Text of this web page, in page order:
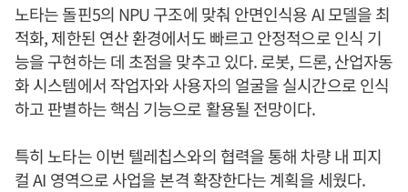
노타는 돌핀5의 NPU 구조에 맞춰 안면인식용 AI 모델을 최
적화, 제한된 연산 환경에서도 빠르고 안정적으로 인식 기
능을 구현하는 데 초점을 맞추고 있다. 로봇, 드론, 산업자동
화 시스템에서 작업자와 사용자의 얼굴을 실시간으로 인식
하고 판별하는 핵심 기능으로 활용될 전망이다.
특히 노타는 이번 텔레칩스와의 협력을 통해 차량 내 피지
컬 AI 영역으로 사업을 본격 확장한다는 계획을 세웠다.